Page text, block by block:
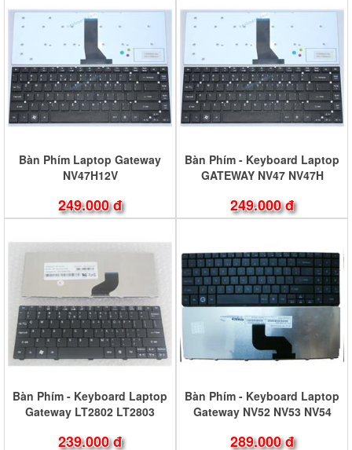
Bàn Phím Laptop Gateway
NV47H12V
249.000 đ
Bàn Phím - Keyboard Laptop
GATEWAY NV47 NV47H
249.000 đ
Bàn Phím - Keyboard Laptop
Gateway LT2802 LT2803
239.000 đ
Bàn Phím - Keyboard Laptop
Gateway NV52 NV53 NV54
289.000 đ